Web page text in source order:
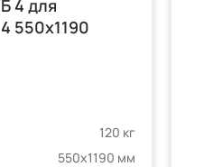
4 для
550х1190
120 кг
550х1190 мм